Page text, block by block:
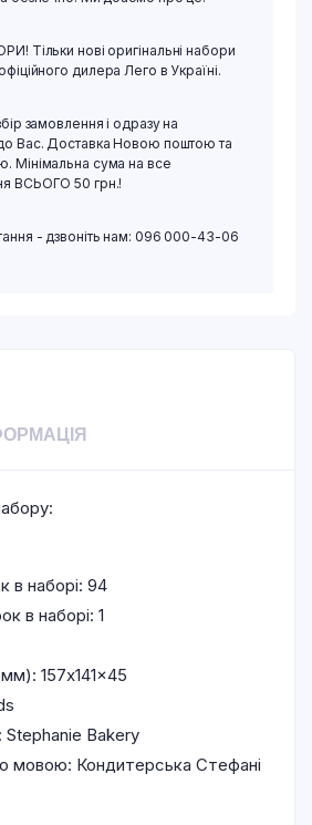
Тільки нові оригінальні набори
дилера Лего в Україні.
замовлення і одразу на
Вас. Доставка Новою поштою та
Мінімальна сума на все
ВСЬОГО 50 грн.!
- дзвоніть нам: 096 000-43-06
в наборі: 94
в наборі: 1
157x141x45
Stephanie Bakery
мовою: Кондитерська Стефані